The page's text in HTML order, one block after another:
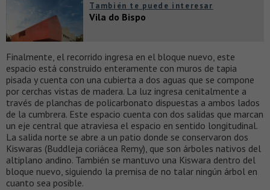
También te puede interesar
Vila do Bispo
Finalmente, el recorrido ingresa en el bloque nuevo, este
espacio está construido enteramente con muros de tapia
pisada y cuenta con una cubierta a dos aguas que se compone
por cerchas vistas de madera. La luz ingresa cenitalmente a
través de planchas de policarbonato dispuestas a ambos lados
de la cumbrera. Este espacio cuenta con dos salidas que marcan
un eje central que atraviesa el espacio en sentido longitudinal.
La salida norte se abre a un patio donde se conservaron dos
Kiswaras (Buddleja coriácea Remy), que son árboles nativos del
altiplano andino. También se mantuvo una Kiswara dentro del
bloque nuevo, siguiendo la premisa de no talar ningún árbol en
cuanto sea posible.